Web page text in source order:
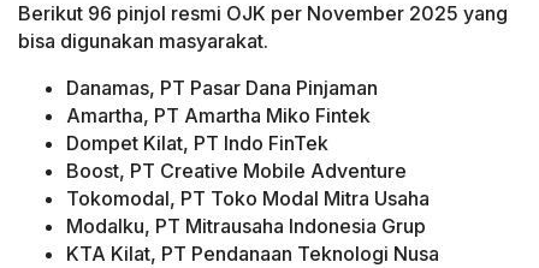
Berikut 96 pinjol resmi OJK per November 2025 yang
bisa digunakan masyarakat.
Danamas, PT Pasar Dana Pinjaman
Amartha, PT Amartha Miko Fintek
Dompet Kilat, PT Indo FinTek
Boost, PT Creative Mobile Adventure
Tokomodal, PT Toko Modal Mitra Usaha
Modalku, PT Mitrausaha Indonesia Grup
KTA Kilat, PT Pendanaan Teknologi Nusa